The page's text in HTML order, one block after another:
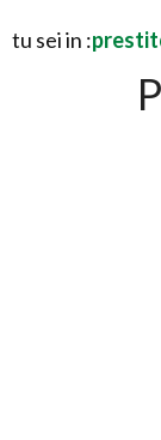
tu sei in :